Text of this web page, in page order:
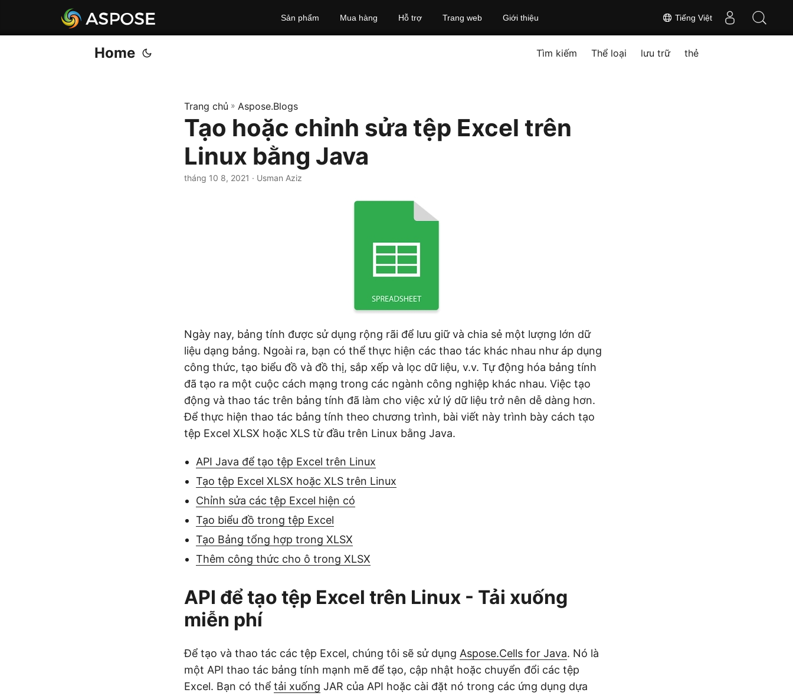
Tiếng Việt
Sản phẩm Mua hàng Hỗ trợ Trang web Giới thiệu
Home Tìm kiếm Thể loại lưu trữ thẻ
Trang chủ » Aspose.Blogs
Tạo hoặc chỉnh sửa tệp Excel trên
Linux bằng Java
tháng 10 8, 2021 · Usman Aziz
Ngày nay, bảng tính được sử dụng rộng rãi để lưu giữ và chia sẻ một lượng lớn dữ
liệu dạng bảng. Ngoài ra, bạn có thể thực hiện các thao tác khác nhau như áp dụng
công thức, tạo biểu đồ và đồ thị, sắp xếp và lọc dữ liệu, v.v. Tự động hóa bảng tính
đã tạo ra một cuộc cách mạng trong các ngành công nghiệp khác nhau. Việc tạo
động và thao tác trên bảng tính đã làm cho việc xử lý dữ liệu trở nên dễ dàng hơn.
Để thực hiện thao tác bảng tính theo chương trình, bài viết này trình bày cách tạo
tệp Excel XLSX hoặc XLS từ đầu trên Linux bằng Java.
API Java để tạo tệp Excel trên Linux
Tạo tệp Excel XLSX hoặc XLS trên Linux
Chỉnh sửa các tệp Excel hiện có
Tạo biểu đồ trong tệp Excel
Tạo Bảng tổng hợp trong XLSX
Thêm công thức cho ô trong XLSX
API để tạo tệp Excel trên Linux - Tải xuống
miễn phí
Để tạo và thao tác các tệp Excel, chúng tôi sẽ sử dụng Aspose.Cells for Java. Nó là
một API thao tác bảng tính mạnh mẽ để tạo, cập nhật hoặc chuyển đổi các tệp
Excel. Bạn có thể tải xuống JAR của API hoặc cài đặt nó trong các ứng dụng dựa